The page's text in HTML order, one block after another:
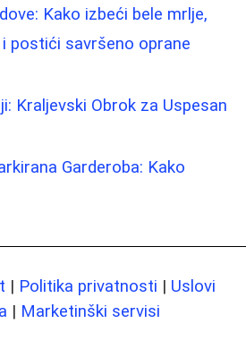
Kako izbeći bele mrlje,
postići savršeno oprane
Kraljevski Obrok za Uspesan
Garderoba: Kako
| Politika privatnosti | Uslovi
| Marketinški servisi